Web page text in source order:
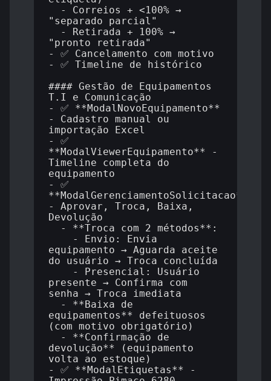
"separado_parcial"
"pronto_retirada"
- ✅ Cancelamento com motivo
- ✅ Timeline de histórico
#### Gestão de Equipamentos
T.I e Comunicação
- ✅ **ModalNovoEquipamento**
- Cadastro manual ou
importação Excel
- ✅
**ModalViewerEquipamento** -
Timeline completa do
equipamento
- ✅
**ModalGerenciamentoSolicitacao**
- Aprovar, Troca, Baixa,
Devolução
equipamento → Aguarda aceite
do usuário → Troca concluída
presente → Confirma com
senha → Troca imediata
equipamentos** defeituosos
(com motivo obrigatório)
devolução** (equipamento
volta ao estoque)
- ✅ **ModalEtiquetas** -